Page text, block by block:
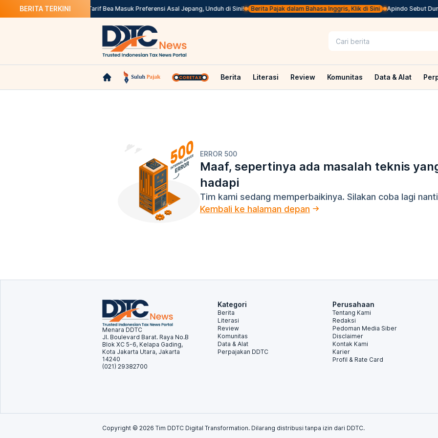
BERITA TERKINI
untuk Pajak Aturan Baru Tarif Bea Masuk Preferensi Asal Jepang, Unduh di Sini! Berita Pajak dalam Bahasa Inggris, Klik di Sini Apindo Sebut
Berita Literasi Review Komunitas Data & Alat
ERROR 500
Maaf, sepertinya ada masalah teknis
hadapi
Tim kami sedang memperbaikinya. Silakan coba lagi
Kembali ke halaman depan
Menara DDTC
Jl. Boulevard Barat. Raya No.B
Blok XC 5-6, Kelapa Gading,
Kota Jakarta Utara, Jakarta
14240
(021) 29382700
Kategori
Berita
Literasi
Review
Komunitas
Data & Alat
Perpajakan DDTC
Perusahaan
Tentang Kami
Redaksi
Pedoman Media Siber
Disclaimer
Kontak Kami
Karier
Profil & Rate Card
Copyright © 2026 Tim DDTC Digital Transformation. Dilarang distribusi tanpa izin dari DDTC.